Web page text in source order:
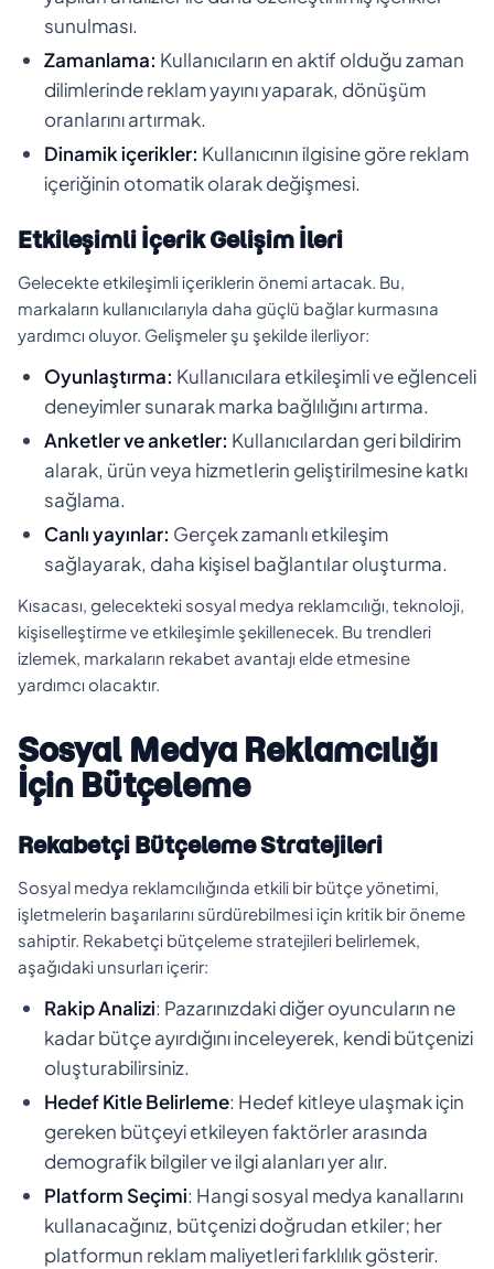
sunulması.
Zamanlama: Kullanıcıların en aktif olduğu zaman
dilimlerinde reklam yayını yaparak, dönüşüm
oranlarını artırmak.
Dinamik içerikler: Kullanıcının ilgisine göre reklam
içeriğinin otomatik olarak değişmesi.
Etkileşimli İçerik Gelişim İleri
Gelecekte etkileşimli içeriklerin önemi artacak. Bu,
markaların kullanıcılarıyla daha güçlü bağlar kurmasına
yardımcı oluyor. Gelişmeler şu şekilde ilerliyor:
Oyunlaştırma: Kullanıcılara etkileşimli ve eğlenceli
deneyimler sunarak marka bağlılığını artırma.
Anketler ve anketler: Kullanıcılardan geri bildirim
alarak, ürün veya hizmetlerin geliştirilmesine katkı
sağlama.
Canlı yayınlar: Gerçek zamanlı etkileşim
sağlayarak, daha kişisel bağlantılar oluşturma.
Kısacası, gelecekteki sosyal medya reklamcılığı, teknoloji,
kişiselleştirme ve etkileşimle şekillenecek. Bu trendleri
izlemek, markaların rekabet avantajı elde etmesine
yardımcı olacaktır.
Sosyal Medya Reklamcılığı
İçin Bütçeleme
Rekabetçi Bütçeleme Stratejileri
Sosyal medya reklamcılığında etkili bir bütçe yönetimi,
işletmelerin başarılarını sürdürebilmesi için kritik bir öneme
sahiptir. Rekabetçi bütçeleme stratejileri belirlemek,
aşağıdaki unsurları içerir:
Rakip Analizi: Pazarınızdaki diğer oyuncuların ne
kadar bütçe ayırdığını inceleyerek, kendi bütçenizi
oluşturabilirsiniz.
Hedef Kitle Belirleme: Hedef kitleye ulaşmak için
gereken bütçeyi etkileyen faktörler arasında
demografik bilgiler ve ilgi alanları yer alır.
Platform Seçimi: Hangi sosyal medya kanallarını
kullanacağınız, bütçenizi doğrudan etkiler; her
platformun reklam maliyetleri farklılık gösterir.